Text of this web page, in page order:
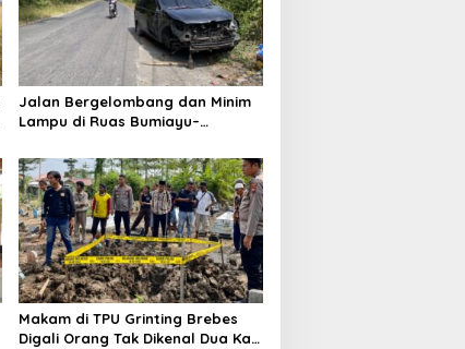
Jalan Bergelombang dan Minim
Lampu di Ruas Bumiayu–
Innova Hantam Pohon di
Bantarkawung
Makam di TPU Grinting Brebes
Digali Orang Tak Dikenal Dua Kali,